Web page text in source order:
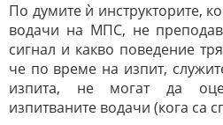
По думите ѝ инструкторите,
водачи на МПС, не
сигнал и какво поведение
че по време на изпит,
изпита, не могат да
изпитваните водачи (кога са